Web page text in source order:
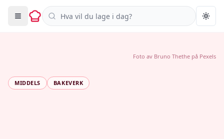
Søk i oppskrifter
MIDDELS BAKEVERK
Foto av Bruno Thethe på Pexels